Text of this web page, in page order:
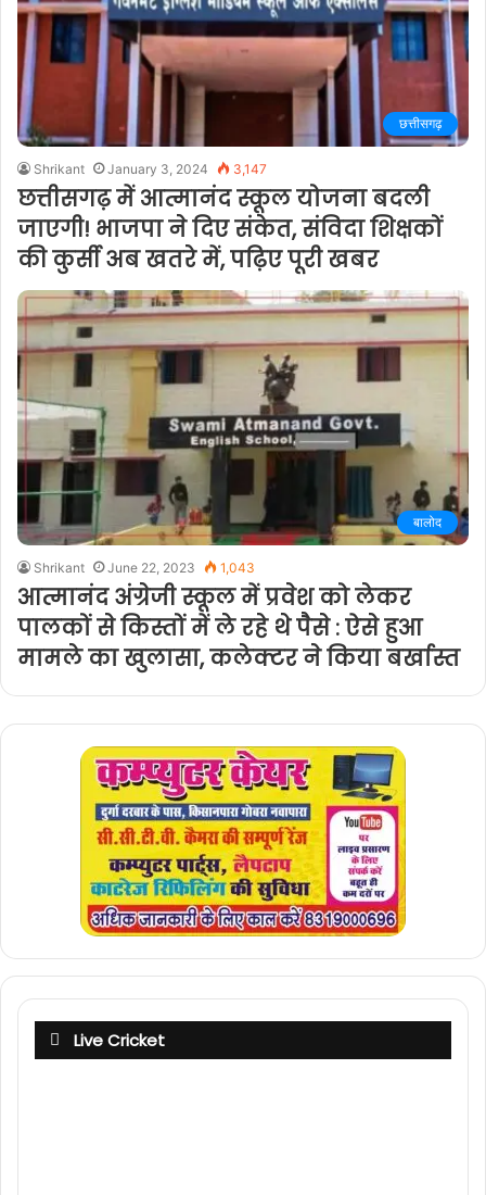
छत्तीसगढ़
Shrikant January 3, 2024 3,147
छत्तीसगढ़ में आत्मानंद स्कूल योजना बदली
जाएगी! भाजपा ने दिए संकेत, संविदा शिक्षकों
की कुर्सी अब खतरे में, पढ़िए पूरी खबर
बालोद
Shrikant June 22, 2023 1,043
आत्मानंद अंग्रेजी स्कूल में प्रवेश को लेकर
पालकों से किस्तों में ले रहे थे पैसे : ऐसे हुआ
मामले का खुलासा, कलेक्टर ने किया बर्खास्त
Live Cricket